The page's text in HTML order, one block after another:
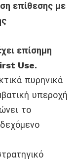
επίθεσης με
επίσημη
Use.
πυρηνικά
υπεροχή
το